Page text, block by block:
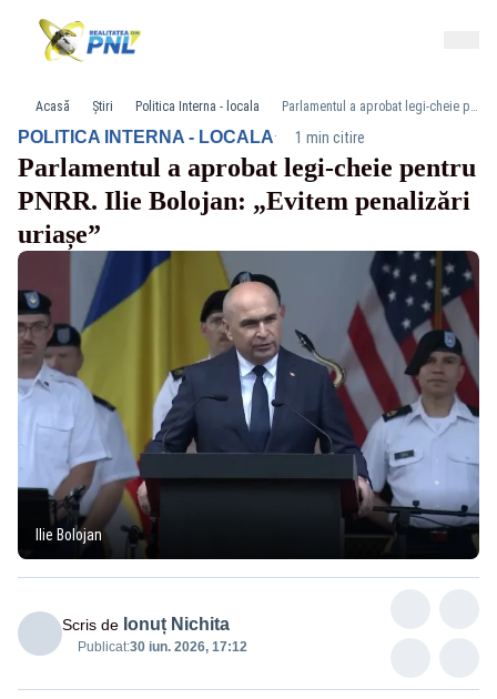
Acasă Știri Politica Interna - locala Parlamentul a aprobat legi-cheie pentru PNRR. Ilie Bolojan: „Evitem penalizări uriașe”
POLITICA INTERNA - LOCALA· 1 min citire
Parlamentul a aprobat legi-cheie pentru
PNRR. Ilie Bolojan: „Evitem penalizări
uriașe”
Ilie Bolojan
Scris de Ionuț Nichita
Publicat:30 iun. 2026, 17:12